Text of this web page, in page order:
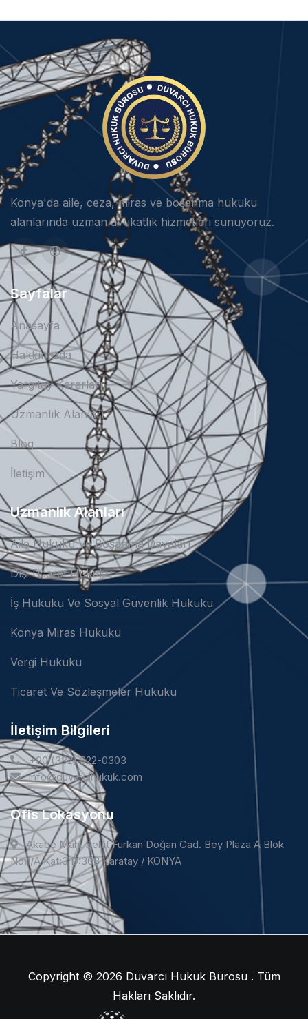
Konya'da aile, ceza, miras ve boşanma hukuku
alanlarında uzman avukatlık hizmetleri sunuyoruz.
Sayfalar
Anasayfa
Hakkımızda
Yargıtay Kararları
Uzmanlık Alanları
Blog
İletişim
Uzmanlık Alanları
Aile Hukuku Ve Boşanma Davaları
Dış Ticaret Hukuku
İş Hukuku Ve Sosyal Güvenlik Hukuku
Konya Miras Hukuku
Vergi Hukuku
Ticaret Ve Sözleşmeler Hukuku
İletişim Bilgileri
+90 (332) 322-0303
info@duvarcihukuk.com
Ofis Lokasyonu
Akabe Mah. Şehit Furkan Doğan Cad. Bey Plaza A Blok
No:1/A Kat:3 D:308 Karatay / KONYA
Copyright © 2026 Duvarcı Hukuk Bürosu . Tüm
Hakları Saklıdır.